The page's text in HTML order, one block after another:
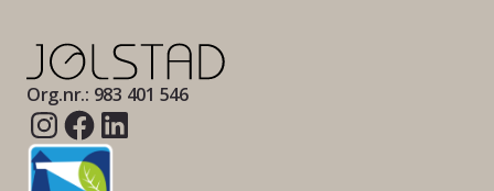
Org.nr.: 983 401 546